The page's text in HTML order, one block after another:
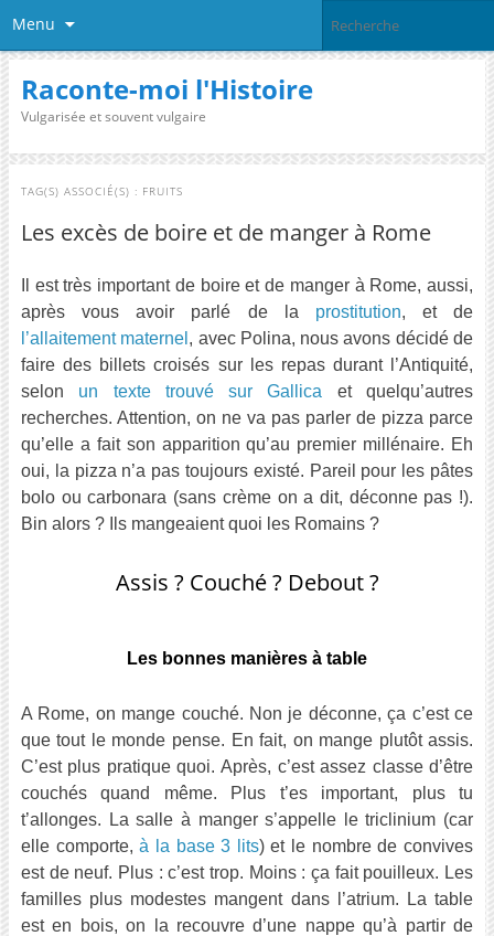
Menu
Raconte-moi l'Histoire
Vulgarisée et souvent vulgaire
TAG(S) ASSOCIÉ(S) : FRUITS
Les excès de boire et de manger à Rome
Il est très important de boire et de manger à Rome, aussi,
après vous avoir parlé de la prostitution, et de
l’allaitement maternel , avec Polina, nous avons décidé de
faire des billets croisés sur les repas durant l’Antiquité,
selon un texte trouvé sur Gallica et quelqu’autres
recherches. Attention, on ne va pas parler de pizza parce
qu’elle a fait son apparition qu’au premier millénaire. Eh
oui, la pizza n’a pas toujours existé. Pareil pour les pâtes
bolo ou carbonara (sans crème on a dit, déconne pas !).
Bin alors ? Ils mangeaient quoi les Romains ?
Assis ? Couché ? Debout ?
Les bonnes manières à table
A Rome, on mange couché. Non je déconne, ça c’est ce
que tout le monde pense. En fait, on mange plutôt assis.
C’est plus pratique quoi. Après, c’est assez classe d’être
couchés quand même. Plus t’es important, plus tu
t’allonges. La salle à manger s’appelle le triclinium (car
elle comporte,à la base 3 lits) et le nombre de convives
est de neuf. Plus : c’est trop. Moins : ça fait pouilleux. Les
familles plus modestes mangent dans l’atrium. La table
est en bois, on la recouvre d’une nappe qu’à partir de